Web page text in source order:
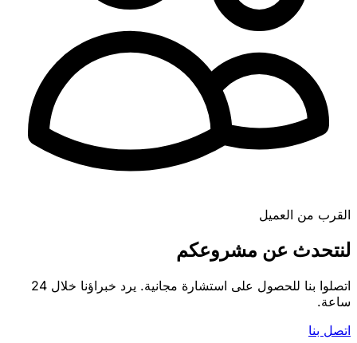
القرب من العميل
لنتحدث عن مشروعكم
اتصلوا بنا للحصول على استشارة مجانية. يرد خبراؤنا خلال 24
ساعة.
اتصل بنا